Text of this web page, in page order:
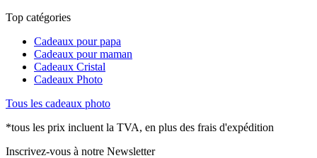
Top catégories
Cadeaux pour papa
Cadeaux pour maman
Cadeaux Cristal
Cadeaux Photo
Tous les cadeaux photo
*tous les prix incluent la TVA, en plus des frais d'expédition
Inscrivez-vous à notre Newsletter